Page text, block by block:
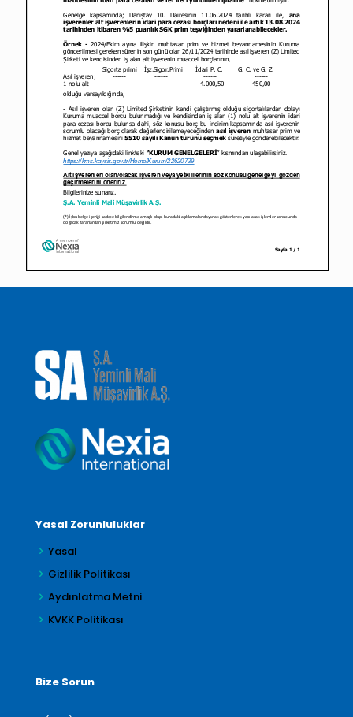
Yasal Zorunluluklar
Yasal
Gizlilik Politikası
Aydınlatma Metni
KVKK Politikası
Bize Sorun